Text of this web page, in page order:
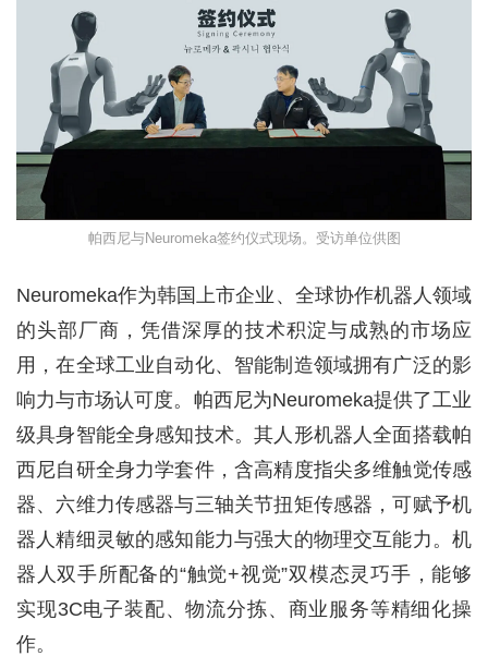
帕西尼与Neuromeka签约仪式现场。受访单位供图
Neuromeka作为韩国上市企业、全球协作机器人领域
的头部厂商，凭借深厚的技术积淀与成熟的市场应
用，在全球工业自动化、智能制造领域拥有广泛的影
响力与市场认可度。帕西尼为Neuromeka提供了工业
级具身智能全身感知技术。其人形机器人全面搭载帕
西尼自研全身力学套件，含高精度指尖多维触觉传感
器、六维力传感器与三轴关节扭矩传感器，可赋予机
器人精细灵敏的感知能力与强大的物理交互能力。机
器人双手所配备的“触觉+视觉”双模态灵巧手，能够
实现3C电子装配、物流分拣、商业服务等精细化操
作。